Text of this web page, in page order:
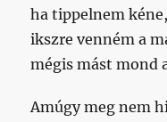
ha tippelnem
ikszre venném a
mégis mást mond
Amúgy meg nem